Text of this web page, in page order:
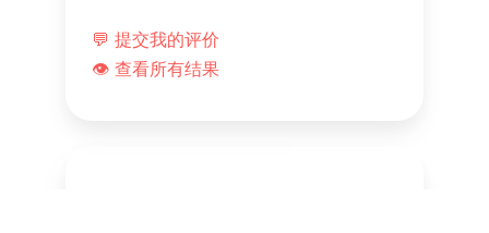
💬 提交我的评价
👁️ 查看所有结果